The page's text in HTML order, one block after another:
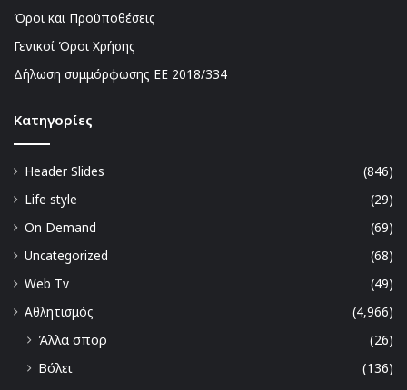
Όροι και Προϋποθέσεις
Γενικοί Όροι Χρήσης
Δήλωση συμμόρφωσης ΕΕ 2018/334
Kατηγορίες
Header Slides
(846)
Life style
(29)
On Demand
(69)
Uncategorized
(68)
Web Tv
(49)
Αθλητισμός
(4,966)
Άλλα σπορ
(26)
Βόλει
(136)